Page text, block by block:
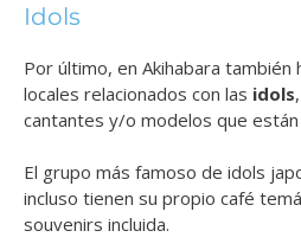
Idols
Por último, en Akihabara también
locales relacionados con las idols
cantantes y/o modelos que están
El grupo más famoso de idols
incluso tienen su propio café
souvenirs incluida.